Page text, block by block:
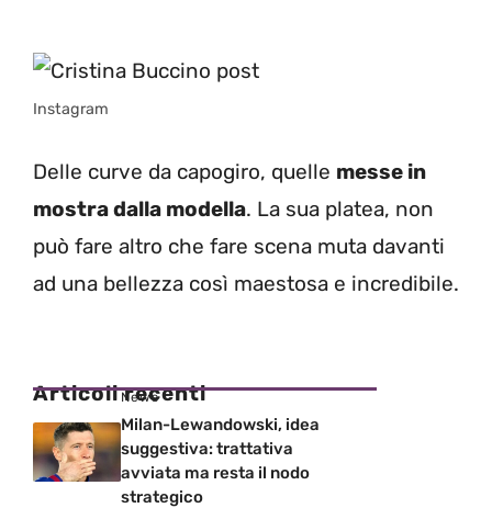
Instagram
Delle curve da capogiro, quelle messe in
mostra dalla modella. La sua platea, non
può fare altro che fare scena muta davanti
ad una bellezza così maestosa e incredibile.
Articoli recenti
News
Milan-Lewandowski, idea
suggestiva: trattativa
avviata ma resta il nodo
strategico